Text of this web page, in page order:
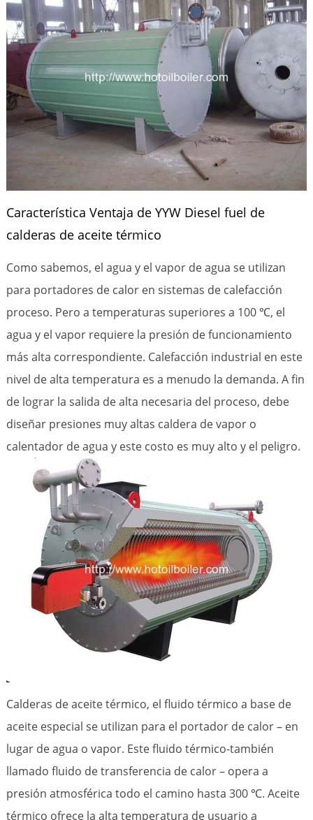
Característica Ventaja de YYW Diesel fuel de
calderas de aceite térmico
Como sabemos, el agua y el vapor de agua se utilizan
para portadores de calor en sistemas de calefacción
proceso. Pero a temperaturas superiores a 100 ℃, el
agua y el vapor requiere la presión de funcionamiento
más alta correspondiente. Calefacción industrial en este
nivel de alta temperatura es a menudo la demanda. A fin
de lograr la salida de alta necesaria del proceso, debe
diseñar presiones muy altas caldera de vapor o
calentador de agua y este costo es muy alto y el peligro.
Calderas de aceite térmico, el fluido térmico a base de
aceite especial se utilizan para el portador de calor – en
lugar de agua o vapor. Este fluido térmico-también
llamado fluido de transferencia de calor – opera a
presión atmosférica todo el camino hasta 300 ℃. Aceite
térmico ofrece la alta temperatura de usuario a